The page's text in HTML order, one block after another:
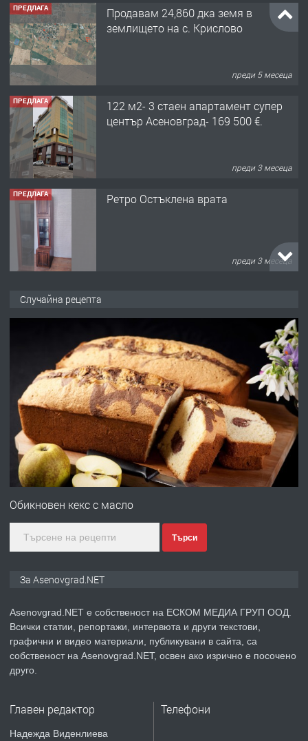
ПРЕДЛАГА
Продавам 24,860 дка земя в
землището на с. Крислово
преди 5 месеца
ПРЕДЛАГА
122 м2- 3 стаен апартамент супер
център Асеновград- 169 500 €.
преди 3 месеца
ПРЕДЛАГА Ретро Остъклена врата
преди 3 месеца
преди 10 месеца
ПРЕДЛАГА
Професионална броячна машина -
със сертификат от ЕЦБ
преди 1 година
ПРЕДЛАГА
Професионална зеленчукорезачка
преди 2 години
ПРЕДЛАГА
Давам индивидуалани уроци по
Случайна рецепта
Обикновен кекс с масло
Търси
За Asenovgrad.NET
Asenovgrad.NET е собственост на ЕСКОМ МЕДИА ГРУП ООД.
Всички статии, репортажи, интервюта и други текстови,
графични и видео материали, публикувани в сайта, са
собственост на Asenovgrad.NET, освен ако изрично е посочено
друго.
Главен редактор
Надежда Виденлиева
Телефони